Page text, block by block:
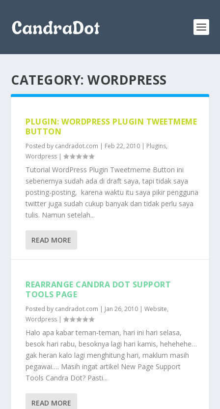
CATEGORY:WORDPRESS
PLUGIN: WORDPRESS PLUGIN TWEETMEME
BUTTON
Posted by candradot.com | Feb 22, 2010 | Plugins,
Wordpress |
Tutorial WordPress Plugin Tweetmeme Button ini
sebenernya sudah ada di draft saya, tapi tidak saya
posting-posting, karena waktu itu saya pikir pengguna
twitter juga sudah cukup banyak dan tidak perlu saya
tulis. Namun setelah...
READ MORE
REARRANGE CANDRA DOT SUPPORT
TOOLS PAGE
Posted by candradot.com | Jan 26, 2010 |Website,
Wordpress |
Halo apa kabar teman-teman, hari ini hari selasa,
besok hari rabu, besoknya lagi hari kamis, hehehehe…
gak heran kalo lagi menghitung hari, maklum masih
pegawai…. Masih ingat artikel New Page Support
Tools Candra Dot? Pasti...
READ MORE